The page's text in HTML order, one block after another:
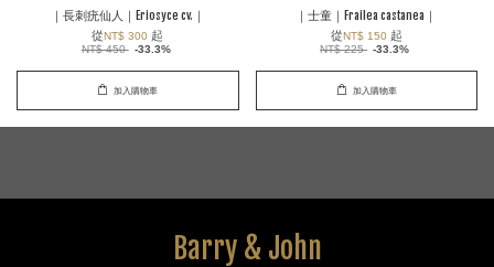
｜長刺疣仙人｜Eriosyce cv.｜
從NT$ 300起
NT$ 450 -33.3%
加入購物車
｜士童｜Frailea castanea｜
從NT$ 150 起
NT$ 225 -33.3%
加入購物車
Barry & John